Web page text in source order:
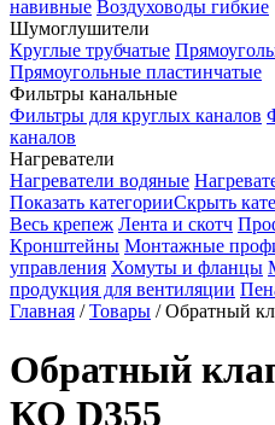
навивные Воздуховоды гибкие
Шумоглушители
Круглые трубчатые
Прямоугольные пластинчатые
Фильтры канальные
Фильтры для круглых каналов
каналов
Нагреватели
Нагреватели водяные
Показать категорииСкрыть
Весь крепеж Лента и скотч
Кронштейны Монтажные
управления Хомуты и фланцы
продукция для вентиляции
Главная /Товары /Обратный
Обратный
КО D355